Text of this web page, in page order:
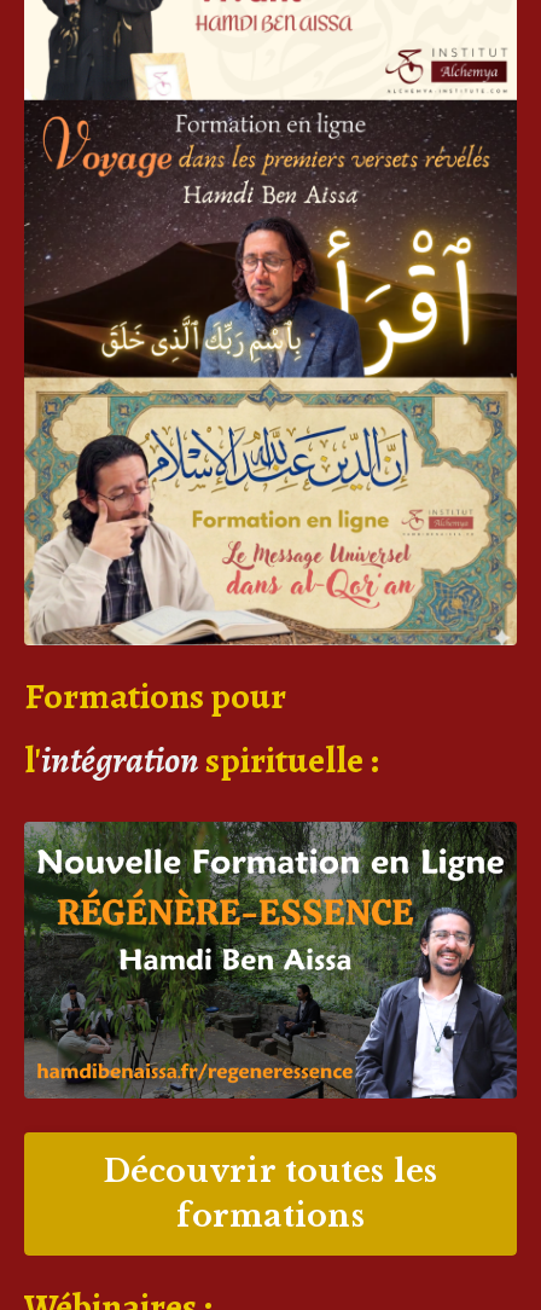
Formations pour
l'intégrationspirituelle :
Découvrir toutes les
formations